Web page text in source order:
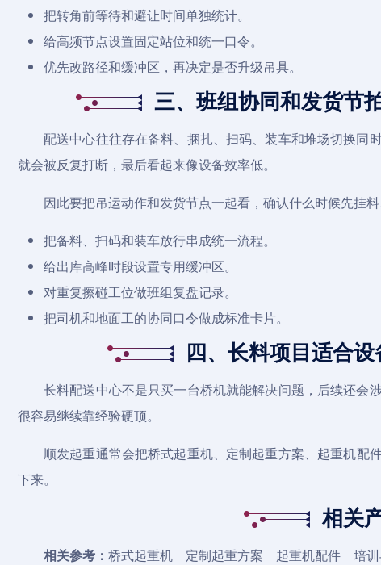
把转角前等待和避让时间单独统计。
给高频节点设置固定站位和统一口令。
优先改路径和缓冲区，再决定是否升级吊具。
三、班组协同和发货节
配送中心往往存在备料、捆扎、扫码、装车和堆场切换同
就会被反复打断，最后看起来像设备效率低。
因此要把吊运动作和发货节点一起看，确认什么时候先挂
把备料、扫码和装车放行串成统一流程。
给出库高峰时段设置专用缓冲区。
对重复擦碰工位做班组复盘记录。
把司机和地面工的协同口令做成标准卡片。
四、长料项目适合
长料配送中心不是只买一台桥机就能解决问题，后续还会
很容易继续靠经验硬顶。
顺发起重通常会把桥式起重机、定制起重方案、 起重机配
下来。
相关
相关参考： 桥式起重机 定制起重方案 起重机配件 培